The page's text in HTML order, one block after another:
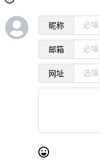
昵称
邮箱
网址